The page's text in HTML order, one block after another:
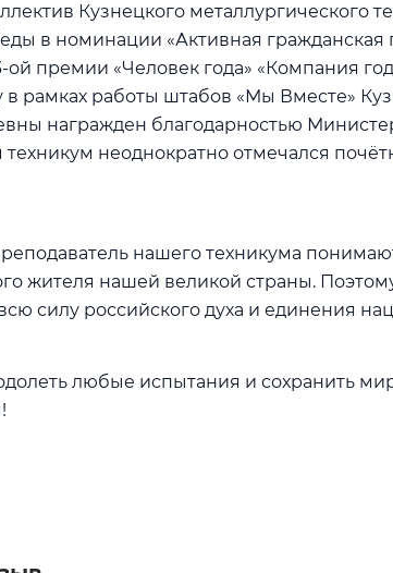
Кузнецкого
в номинации «Активная
ой премии «Человек года» «Компания
в рамках работы штабов «Мы Вместе»
награжден благодарностью
неоднократно отмечался
нашего техникума
жителя нашей великой страны.
силу российского духа и единения
любые испытания и сохранить